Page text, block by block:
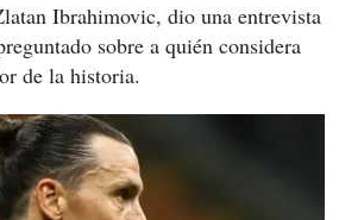
Ibrahimovic, dio una entrevista
sobre a quién considera
de la historia.